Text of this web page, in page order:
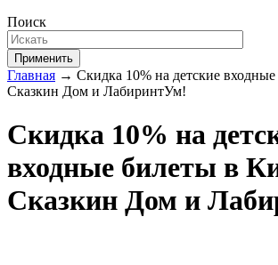
Поиск
Применить
Главная → Скидка 10% на детские
Сказкин Дом и ЛабиринтУм!
Скидка 10% на
входные билеты в
Сказкин Дом и